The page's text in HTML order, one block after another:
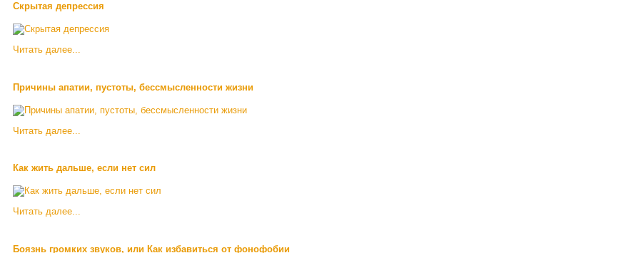
Скрытая депрессия
Читать далее...
Причины апатии, пустоты, бессмысленности жизни
Читать далее...
Как жить дальше, если нет сил
Читать далее...
Боязнь громких звуков, или Как избавиться от фонофобии